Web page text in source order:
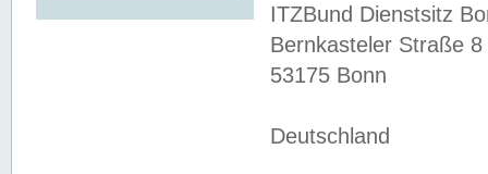
ITZBund Dienstsitz
Bernkasteler Straße 8
53175 Bonn
Deutschland